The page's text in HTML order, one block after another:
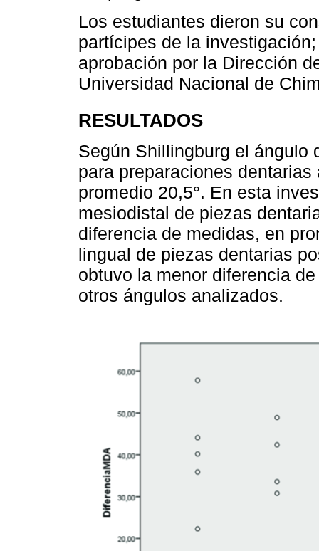
Los estudiantes dieron su
partícipes de la
aprobación por la Dirección
Universidad Nacional de
RESULTADOS
Según Shillingburg el ángulo
para preparaciones
promedio 20,5°. En esta
mesiodistal de piezas
diferencia de medidas, en
lingual de piezas dentarias
obtuvo la menor diferencia
otros ángulos analizados.